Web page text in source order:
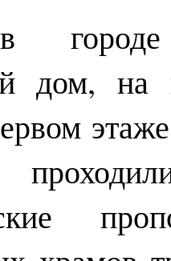
городе
дом, на